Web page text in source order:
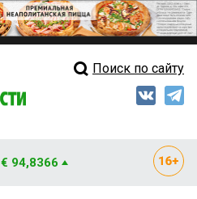
Свежий выпускПоиск по сайту
€ 94,8366